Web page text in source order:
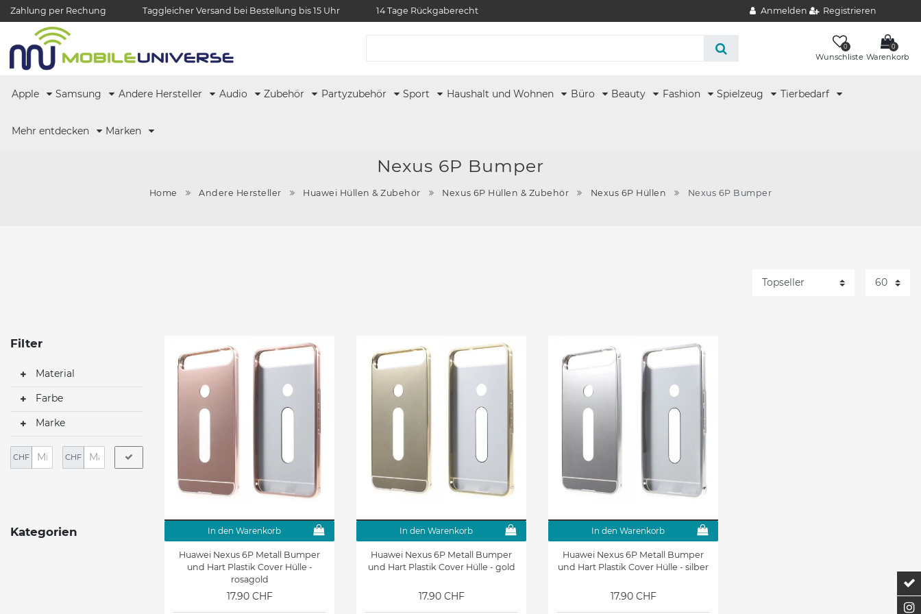
Zahlung per Rechung Taggleicher Versand bei Bestellung bis 15 Uhr 14 Tage Rückgaberecht Anmelden Registrieren
0
Wunschliste
0
Warenkorb
Apple Samsung Andere Hersteller Audio Zubehör Partyzubehör Sport Haushalt und Wohnen Büro Beauty Fashion Spielzeug Tierbedarf
Mehr entdecken Marken
Nexus 6P Bumper
Home Andere Hersteller Huawei Hüllen & Zubehör Nexus 6P Hüllen & Zubehör Nexus 6P Hüllen Nexus 6P Bumper
Filter
Material
Farbe
Marke
CHF CHF
Kategorien In den Warenkorb
Huawei Nexus 6P Metall Bumper
und Hart Plastik Cover Hülle -
rosagold
17.90 CHF
In den Warenkorb
Huawei Nexus 6P Metall Bumper
und Hart Plastik Cover Hülle - gold
17.90 CHF
In den Warenkorb
Huawei Nexus 6P Metall Bumper
und Hart Plastik Cover Hülle - silber
17.90 CHF